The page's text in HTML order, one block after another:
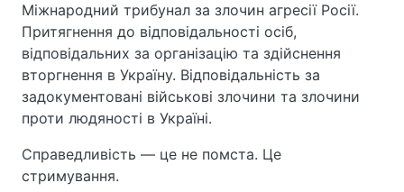
Міжнародний трибунал за злочин агресії Росії.
Притягнення до відповідальності осіб,
відповідальних за організацію та здійснення
вторгнення в Україну. Відповідальність за
задокументовані військові злочини та злочини
проти людяності в Україні.
Справедливість — це не помста. Це
стримування.